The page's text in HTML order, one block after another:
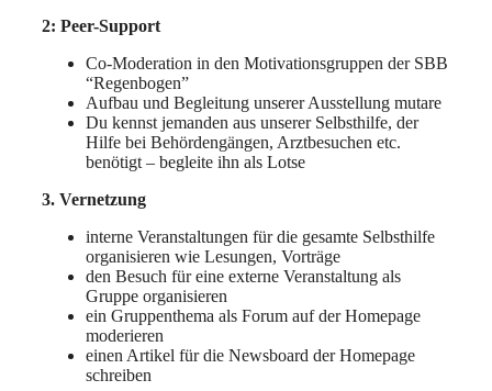
2: Peer-Support
Co-Moderation in den Motivationsgruppen der SBB
“Regenbogen”
Aufbau und Begleitung unserer Ausstellung mutare
Du kennst jemanden aus unserer Selbsthilfe, der
Hilfe bei Behördengängen, Arztbesuchen etc.
benötigt – begleite ihn als Lotse
3. Vernetzung
interne Veranstaltungen für die gesamte Selbsthilfe
organisieren wie Lesungen, Vorträge
den Besuch für eine externe Veranstaltung als
Gruppe organisieren
ein Gruppenthema als Forum auf der Homepage
moderieren
einen Artikel für die Newsboard der Homepage
schreiben